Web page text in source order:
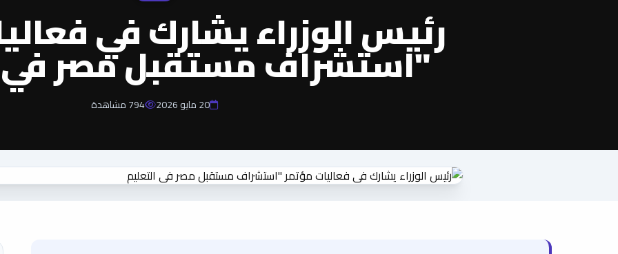
رئيس الوزراء يشارك في
"استشراف مستقبل مصر في
20 مايو 2026 794 مشاهدة